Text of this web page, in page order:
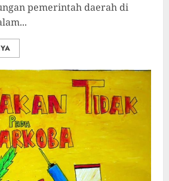
pemerintah daerah di